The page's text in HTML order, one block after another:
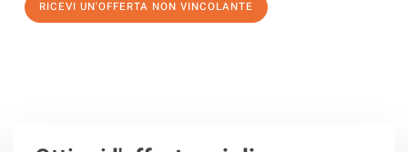
RICEVI UN'OFFERTA NON VINCOLANTE